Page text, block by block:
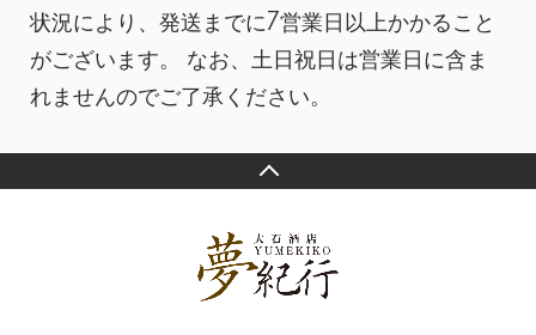
状況により、発送までに7営業日以上かかること
がございます。 なお、土日祝日は営業日に含ま
れませんのでご了承ください。